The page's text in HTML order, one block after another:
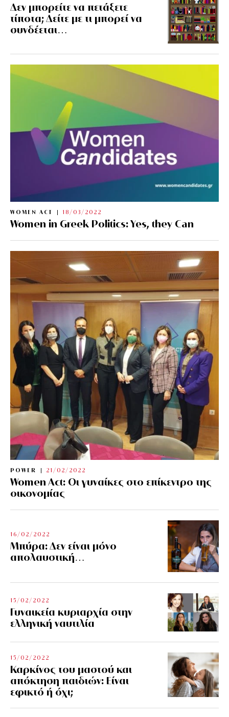
Δεν μπορείτε να πετάξετε
τίποτα; Δείτε με τι μπορεί να
συνδέεται…
WOMEN ACT 18/03/2022
Women in Greek Politics: Yes, they Can
POWER 21/02/2022
Women Act: Οι γυναίκες στο επίκεντρο της
οικονομίας
16/02/2022
Μπύρα: Δεν είναι μόνο
απολαυστική…
15/02/2022
Γυναικεία κυριαρχία στην
ελληνική ναυτιλία
15/02/2022
Καρκίνος του μαστού και
απόκτηση παιδιών: Είναι
εφικτό ή όχι;